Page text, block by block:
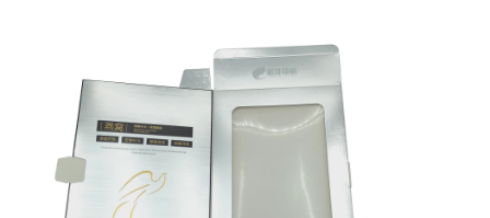
Προσαρμοσμένο κόκκινο πακέτο